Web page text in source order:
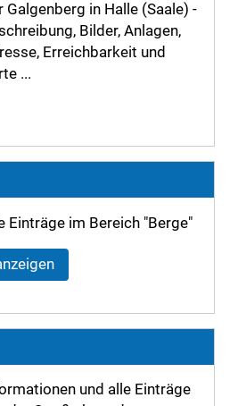
Galgenberg in Halle (Saale) -
Bilder, Anlagen,
Erreichbarkeit und
...
Einträge im Bereich "Berge"
und alle Einträge